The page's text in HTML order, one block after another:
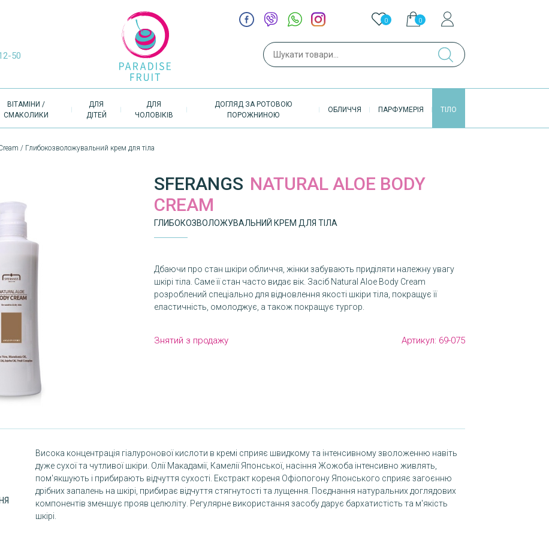
50
0 0
Пошук
ВІТАМІНИ /
СМАКОЛИКИ
ДЛЯ
ДІТЕЙ
ДЛЯ
ЧОЛОВІКІВ
ДОГЛЯД ЗА РОТОВОЮ
ПОРОЖНИНОЮ
ОБЛИЧЧЯ ПАРФУМЕРІЯ ТІЛО
/ Глибокозволожувальний крем для тіла
SFERANGS NATURAL ALOE BODY
CREAM
ГЛИБОКОЗВОЛОЖУВАЛЬНИЙ КРЕМ ДЛЯ ТІЛА
Дбаючи про стан шкіри обличчя, жінки забувають приділяти належну увагу
шкірі тіла. Саме її стан часто видає вік. Засіб Natural Aloe Body Cream
розроблений спеціально для відновлення якості шкіри тіла, покращує її
еластичність, омолоджує, а також покращує тургор.
Знятий з продажу Артикул: 69-075
Висока концентрація гіалуронової кислоти в кремі сприяє швидкому та інтенсивному зволоженню навіть
дуже сухої та чутливої шкіри. Олії Макадамії, Камелії Японської, насіння Жожоба інтенсивно живлять,
пом'якшують і прибирають відчуття сухості. Екстракт кореня Офіопогону Японського сприяє загоєнню
дрібних запалень на шкірі, прибирає відчуття стягнутості та лущення. Поєднання натуральних доглядових
компонентів зменшує прояв целюліту. Регулярне використання засобу дарує бархатистість та м'якість
шкірі.